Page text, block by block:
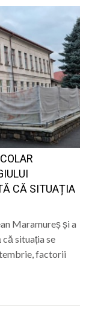
CĂ SITUAȚIA
Maramureș și a
situația se
factorii